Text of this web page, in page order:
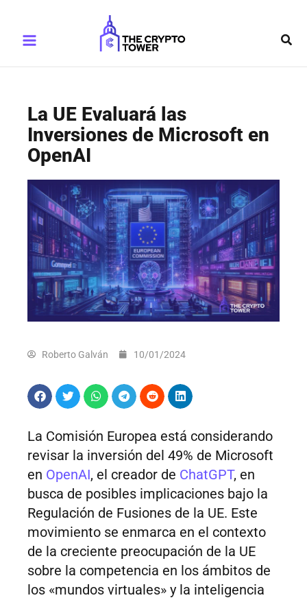
contenido
Menu
La UE Evaluará las
Inversiones de Microsoft en
OpenAI
Roberto Galván 10/01/2024
La Comisión Europea está considerando
revisar la inversión del 49% de Microsoft
en OpenAI, el creador de ChatGPT, en
busca de posibles implicaciones bajo la
Regulación de Fusiones de la UE. Este
movimiento se enmarca en el contexto
de la creciente preocupación de la UE
sobre la competencia en los ámbitos de
los «mundos virtuales» y la inteligencia